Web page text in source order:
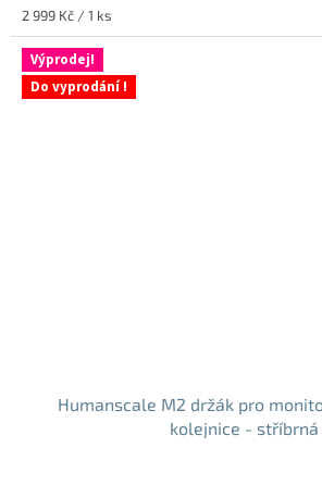
Měrná
cena:
2 999 Kč / 1 ks
Výprodej!
Do vyprodání !
Humanscale M2 držák pro
kolejnice - stříbrná